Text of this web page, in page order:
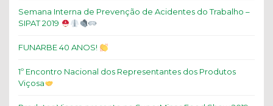
Semana Interna de Prevenção de Acidentes do Trabalho –
SIPAT 2019
FUNARBE 40 ANOS!
1º Encontro Nacional dos Representantes dos Produtos
Viçosa